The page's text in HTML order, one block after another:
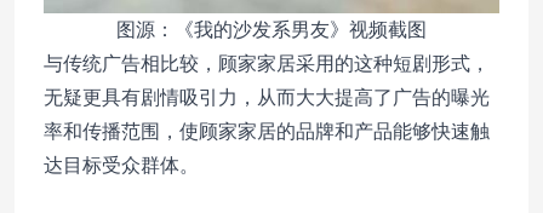
图源：《我的沙发系男友》视频截图
与传统广告相比较，顾家家居采用的这种短剧形式，
无疑更具有剧情吸引力，从而大大提高了广告的曝光
率和传播范围，使顾家家居的品牌和产品能够快速触
达目标受众群体。